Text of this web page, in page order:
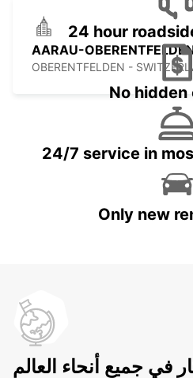
AARAU-
OBERENTFELDEN -
24 hour
No hidden
24/7 service in
Only new
في جميع أنحاء العالم